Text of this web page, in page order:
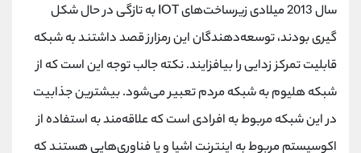
سال 2013 میلادی زیرساخت‌های IOT به تازگی در حال شکل
گیری بودند، توسعه‌دهندگان این رمزارز قصد داشتند به شبکه
قابلیت تمرکز زدایی را بیافزایند. نکته جالب توجه این است که از
شبکه هلیوم به شبکه مردم تعبیر می‌شود. بیشترین جذابیت
در این شبکه مربوط به افرادی است که علاقه‌مند به استفاده از
اکوسیستم مربوط به اینترنت اشیا و یا فناوری‌هایی هستند که